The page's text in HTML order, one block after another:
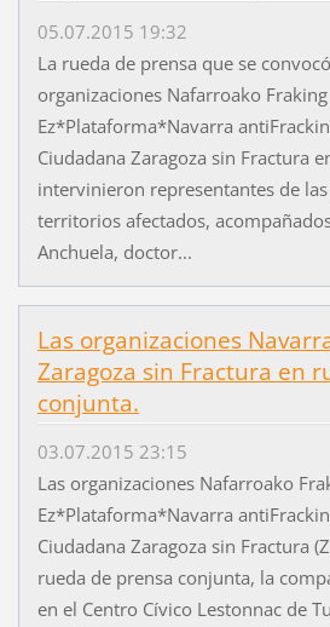
05.07.2015 19:32
La rueda de prensa que se
organizaciones Nafarroako Fraking
Ez*Plataforma*Navarra
Ciudadana Zaragoza sin Fractura
intervinieron representantes de
territorios afectados,
Anchuela, doctor...
Las organizaciones
Zaragoza sin Fractura en
conjunta.
03.07.2015 23:15
Las organizaciones Nafarroako
Ez*Plataforma*Navarra
Ciudadana Zaragoza sin Fractura
rueda de prensa conjunta, la
en el Centro Cívico Lestonnac de